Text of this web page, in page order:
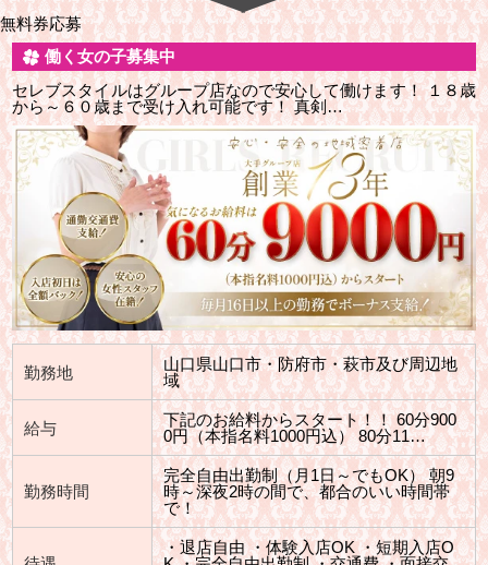
無料券応募
働く女の子募集中
セレブスタイルはグループ店なので安心して働けます！ １８歳
から～６０歳まで受け入れ可能です！ 真剣…
勤務地
山口県山口市・防府市・萩市及び周辺地
域
給与
下記のお給料からスタート！！ 60分900
0円（本指名料1000円込） 80分11…
勤務時間
完全自由出勤制（月1日～でもOK） 朝9
時～深夜2時の間で、都合のいい時間帯
で！
・退店自由 ・体験入店OK ・短期入店O